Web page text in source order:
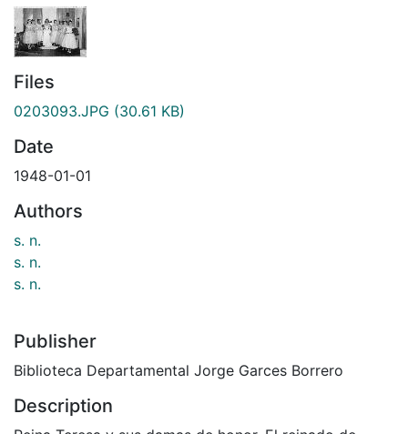
Files
0203093.JPG (30.61 KB)
Date
1948-01-01
Authors
s. n.
s. n.
s. n.
Publisher
Biblioteca Departamental Jorge Garces Borrero
Description